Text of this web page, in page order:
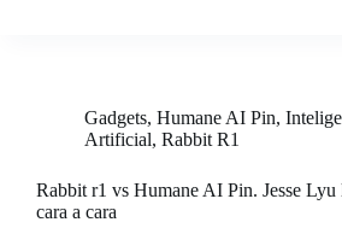
Gadgets, Humane AI Pin,
Artificial, Rabbit R1
Rabbit r1 vs Humane AI Pin. Jesse Lyu
cara a cara